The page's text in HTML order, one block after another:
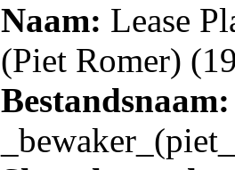
Naam: Lease
(Piet Romer)